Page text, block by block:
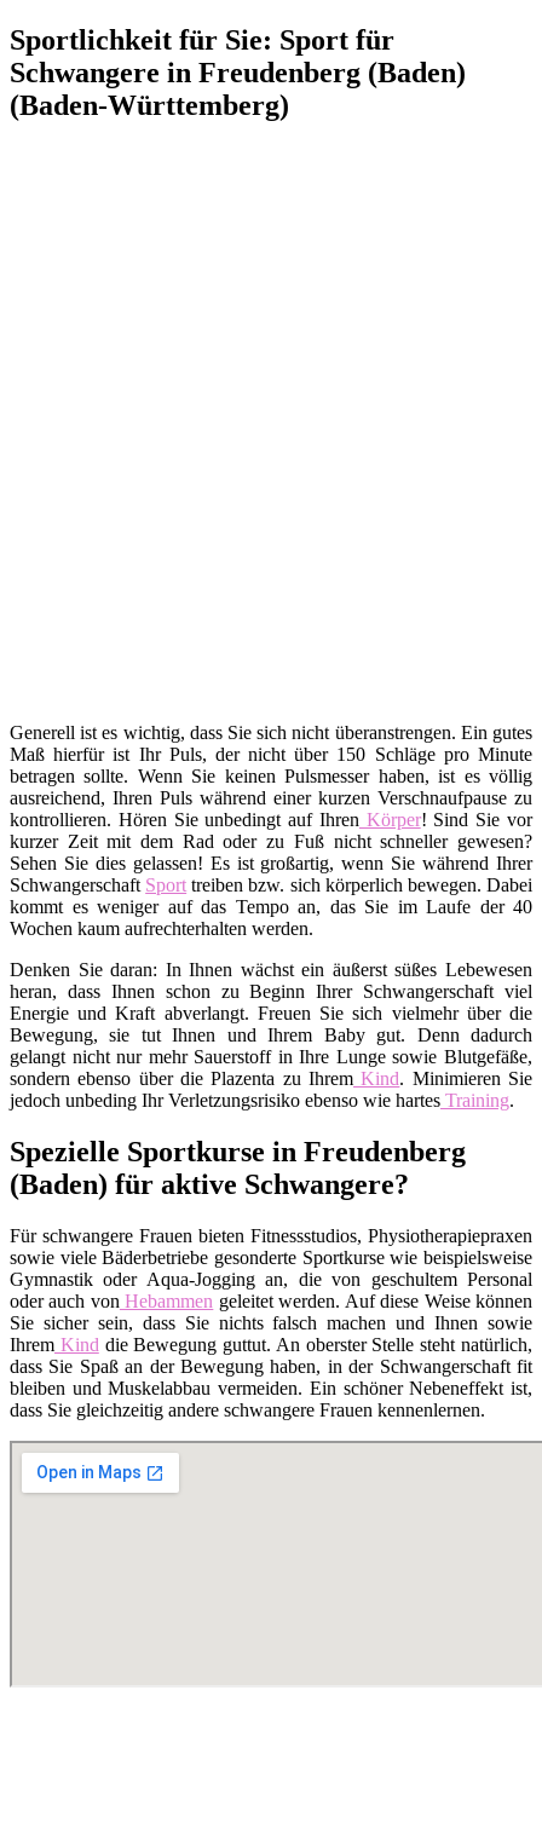
Sportlichkeit für Sie: Sport für
Schwangere in Freudenberg (Baden)
(Baden-Württemberg)
Generell ist es wichtig, dass Sie sich nicht überanstrengen. Ein gutes
Maß hierfür ist Ihr Puls, der nicht über 150 Schläge pro Minute
betragen sollte. Wenn Sie keinen Pulsmesser haben, ist es völlig
ausreichend, Ihren Puls während einer kurzen Verschnaufpause zu
kontrollieren. Hören Sie unbedingt auf Ihren Körper! Sind Sie vor
kurzer Zeit mit dem Rad oder zu Fuß nicht schneller gewesen?
Sehen Sie dies gelassen! Es ist großartig, wenn Sie während Ihrer
Schwangerschaft Sport treiben bzw. sich körperlich bewegen. Dabei
kommt es weniger auf das Tempo an, das Sie im Laufe der 40
Wochen kaum aufrechterhalten werden.
Denken Sie daran: In Ihnen wächst ein äußerst süßes Lebewesen
heran, dass Ihnen schon zu Beginn Ihrer Schwangerschaft viel
Energie und Kraft abverlangt. Freuen Sie sich vielmehr über die
Bewegung, sie tut Ihnen und Ihrem Baby gut. Denn dadurch
gelangt nicht nur mehr Sauerstoff in Ihre Lunge sowie Blutgefäße,
sondern ebenso über die Plazenta zu Ihrem Kind. Minimieren Sie
jedoch unbeding Ihr Verletzungsrisiko ebenso wie hartes Training.
Spezielle Sportkurse in Freudenberg
(Baden) für aktive Schwangere?
Für schwangere Frauen bieten Fitnessstudios, Physiotherapiepraxen
sowie viele Bäderbetriebe gesonderte Sportkurse wie beispielsweise
Gymnastik oder Aqua-Jogging an, die von geschultem Personal
oder auch von Hebammen geleitet werden. Auf diese Weise können
Sie sicher sein, dass Sie nichts falsch machen und Ihnen sowie
Ihrem Kind die Bewegung guttut. An oberster Stelle steht natürlich,
dass Sie Spaß an der Bewegung haben, in der Schwangerschaft fit
bleiben und Muskelabbau vermeiden. Ein schöner Nebeneffekt ist,
dass Sie gleichzeitig andere schwangere Frauen kennenlernen.